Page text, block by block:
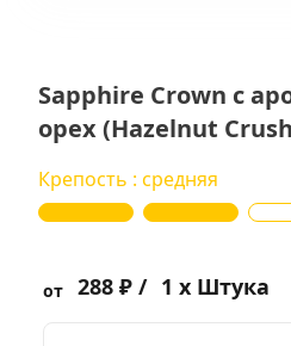
Sapphire Crown с
орех (Hazelnut
Крепость : средняя
от 288 ₽ / 1 x Штука